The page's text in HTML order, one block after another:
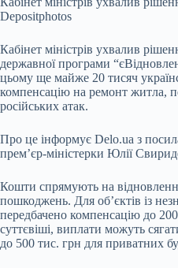
Depositphotos
Кабінет міністрів ухвалив
державної програми
цьому ще майже 20 тисяч
компенсацію на ремонт житла,
російських атак.
Про це інформує Delo.ua з
прем’єр-міністерки Юлії
Кошти спрямують на
пошкоджень. Для об’єктів із
передбачено компенсацію до
суттєвіші, виплати можуть
до 500 тис. грн для приватних